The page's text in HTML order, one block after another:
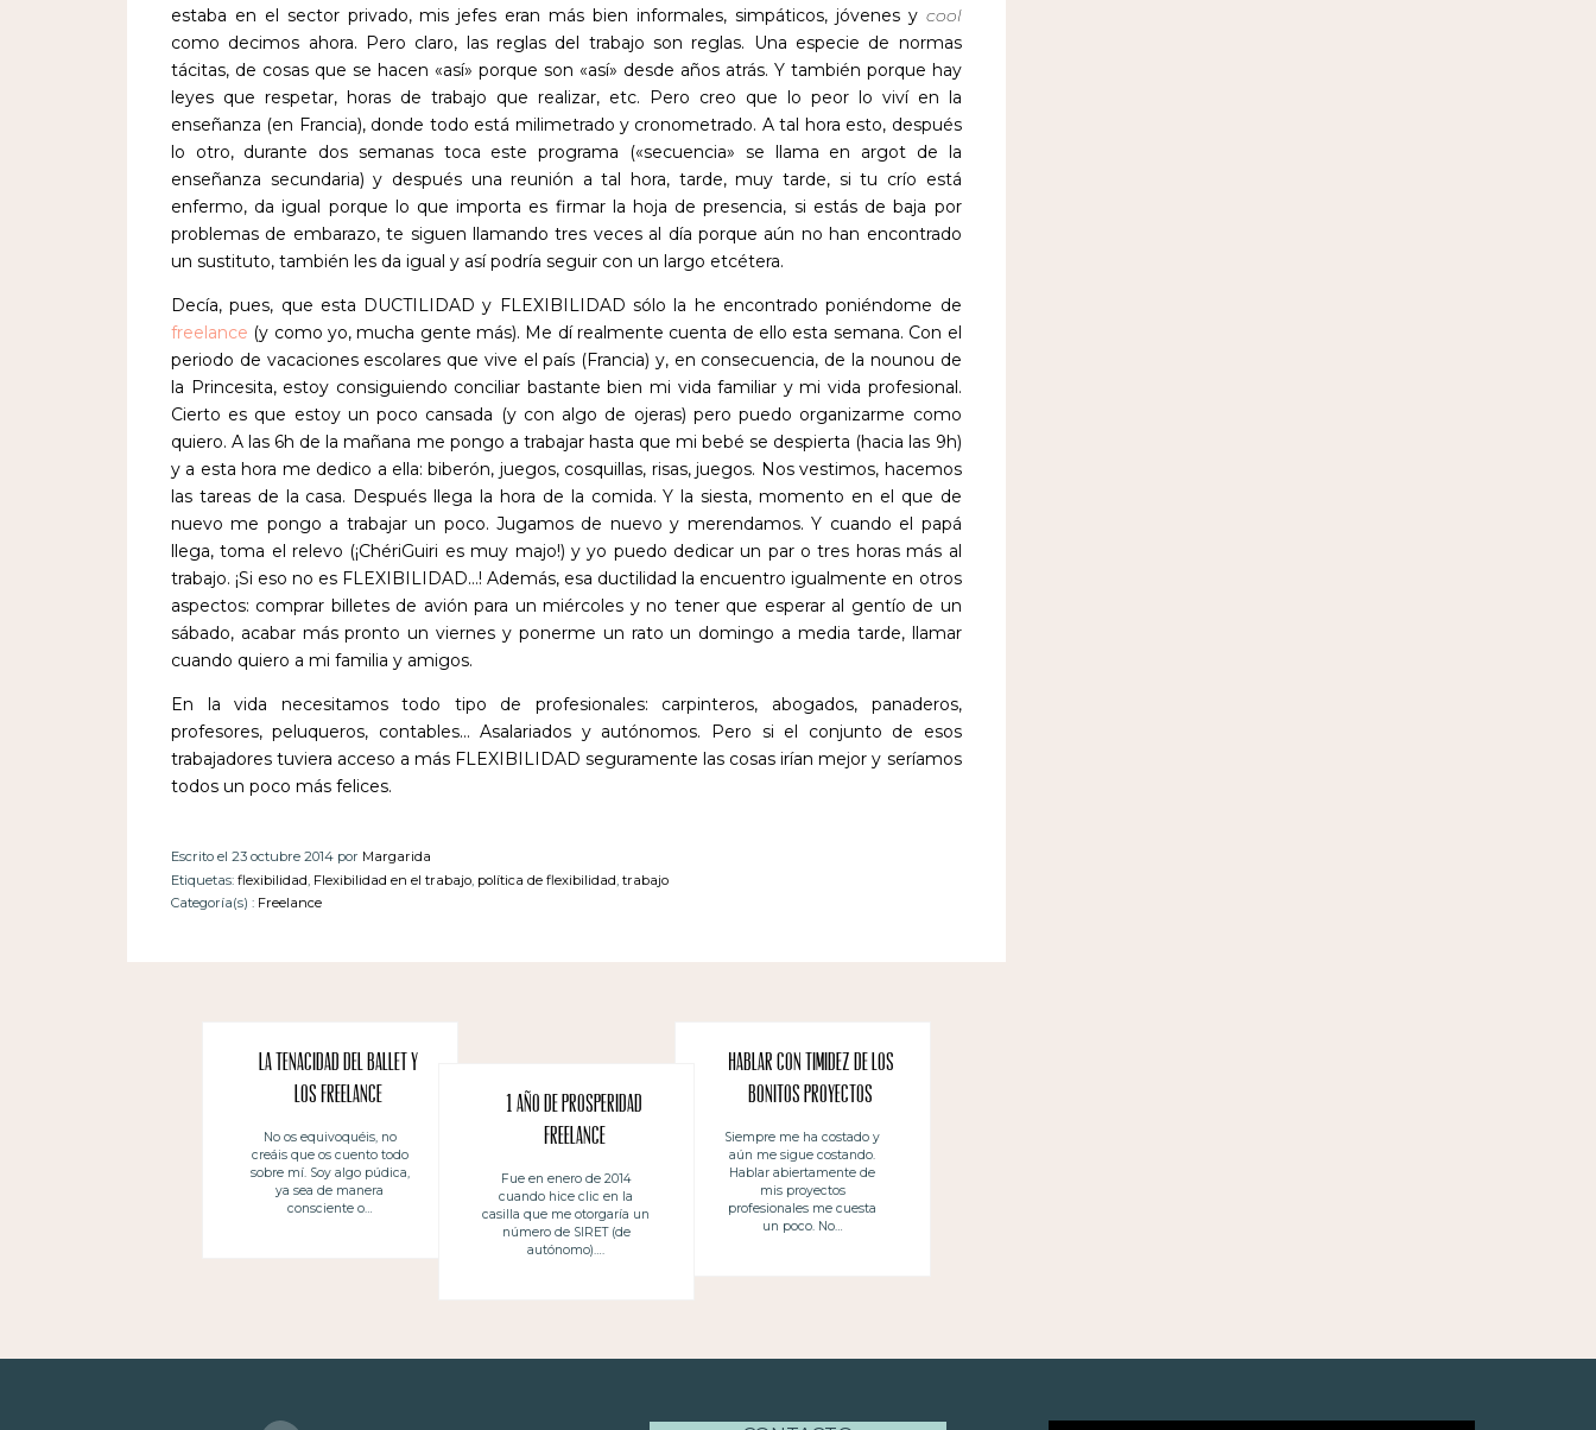
estaba en el sector privado, mis jefes eran más bien informales, simpáticos, jóvenes y cool
como decimos ahora. Pero claro, las reglas del trabajo son reglas. Una especie de normas
tácitas, de cosas que se hacen «así» porque son «así» desde años atrás. Y también porque hay
leyes que respetar, horas de trabajo que realizar, etc. Pero creo que lo peor lo viví en la
enseñanza (en Francia), donde todo está milimetrado y cronometrado. A tal hora esto, después
lo otro, durante dos semanas toca este programa («secuencia» se llama en argot de la
enseñanza secundaria) y después una reunión a tal hora, tarde, muy tarde, si tu crío está
enfermo, da igual porque lo que importa es firmar la hoja de presencia, si estás de baja por
problemas de embarazo, te siguen llamando tres veces al día porque aún no han encontrado
un sustituto, también les da igual y así podría seguir con un largo etcétera.
Decía, pues, que esta DUCTILIDAD y FLEXIBILIDAD sólo la he encontrado poniéndome de
freelance (y como yo, mucha gente más). Me dí realmente cuenta de ello esta semana. Con el
periodo de vacaciones escolares que vive el país (Francia) y, en consecuencia, de la nounou de
la Princesita, estoy consiguiendo conciliar bastante bien mi vida familiar y mi vida profesional.
Cierto es que estoy un poco cansada (y con algo de ojeras) pero puedo organizarme como
quiero. A las 6h de la mañana me pongo a trabajar hasta que mi bebé se despierta (hacia las 9h)
y a esta hora me dedico a ella: biberón, juegos, cosquillas, risas, juegos. Nos vestimos, hacemos
las tareas de la casa. Después llega la hora de la comida. Y la siesta, momento en el que de
nuevo me pongo a trabajar un poco. Jugamos de nuevo y merendamos. Y cuando el papá
llega, toma el relevo (¡ChériGuiri es muy majo!) y yo puedo dedicar un par o tres horas más al
trabajo. ¡Si eso no es FLEXIBILIDAD…! Además, esa ductilidad la encuentro igualmente en otros
aspectos: comprar billetes de avión para un miércoles y no tener que esperar al gentío de un
sábado, acabar más pronto un viernes y ponerme un rato un domingo a media tarde, llamar
cuando quiero a mi familia y amigos.
En la vida necesitamos todo tipo de profesionales: carpinteros, abogados, panaderos,
profesores, peluqueros, contables… Asalariados y autónomos. Pero si el conjunto de esos
trabajadores tuviera acceso a más FLEXIBILIDAD seguramente las cosas irían mejor y seríamos
todos un poco más felices.
Escrito el 23 octubre 2014 por Margarida
Etiquetas: flexibilidad, Flexibilidad en el trabajo, política de flexibilidad, trabajo
Categoría(s) : Freelance
La tenacidad del ballet y
los freelance
No os equivoquéis, no
creáis que os cuento todo
sobre mí. Soy algo púdica,
ya sea de manera
consciente o…
1 año de prosperidad
freelance
Fue en enero de 2014
cuando hice clic en la
casilla que me otorgaría un
número de SIRET (de
autónomo)….
Hablar con timidez de los
bonitos proyectos
profesionales
Siempre me ha costado y
aún me sigue costando.
Hablar abiertamente de
mis proyectos
profesionales me cuesta
un poco. No…